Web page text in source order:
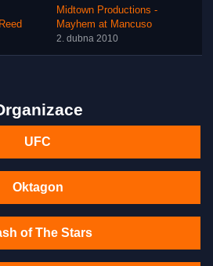
Midtown Productions -
Mayhem at Mancuso
2. dubna 2010
UFC
Oktagon
of The Stars